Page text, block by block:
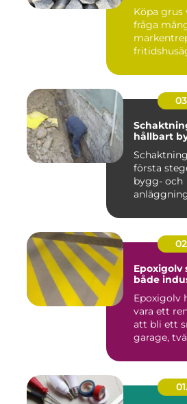
Köpa grus
fråga
Schaktning grunden för
hållbart
första
bygg- och
Epoxigolv slitstarka golv för
både
Epoxigolv
vara ett
att bli ett
garage,